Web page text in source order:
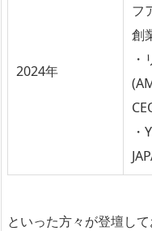
2024年
フ
創
・
といった方々が登壇し